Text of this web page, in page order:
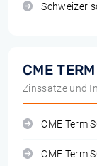
CME
Zinssätze und
CME Term
CME Term